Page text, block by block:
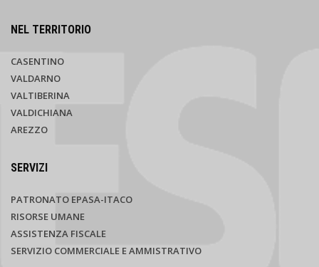
NEL TERRITORIO
CASENTINO
VALDARNO
VALTIBERINA
VALDICHIANA
AREZZO
SERVIZI
PATRONATO EPASA-ITACO
RISORSE UMANE
ASSISTENZA FISCALE
SERVIZIO COMMERCIALE E AMMISTRATIVO